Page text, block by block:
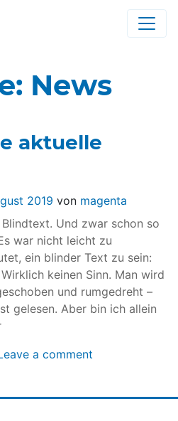
News
aktuelle
2019 von magenta
Und zwar schon so
war nicht leicht zu
ein blinder Text zu sein:
keinen Sinn. Man wird
und rumgedreht –
gelesen. Aber bin ich allein
a comment